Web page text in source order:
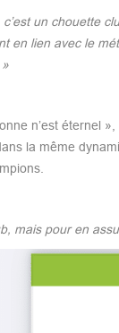
un chouette
en lien avec le
n’est éternel
la même
mais pour en